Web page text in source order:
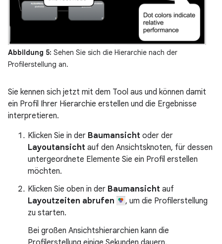
Abbildung 5: Sehen Sie sich die Hierarchie nach der
Profilerstellung an.
Sie kennen sich jetzt mit dem Tool aus und können damit
ein Profil Ihrer Hierarchie erstellen und die Ergebnisse
interpretieren.
Klicken Sie in der Baumansicht oder der
Layoutansicht auf den Ansichtsknoten, für dessen
untergeordnete Elemente Sie ein Profil erstellen
möchten.
Klicken Sie oben in der Baumansicht auf
Layoutzeiten abrufen
, um die Profilerstellung
zu starten.
Bei großen Ansichtshierarchien kann die